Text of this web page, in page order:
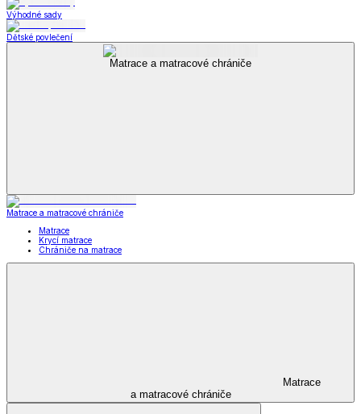
Výhodné sady
Dětské povlečení
Matrace a matracové chrániče
Matrace a matracové chrániče
Matrace
Krycí matrace
Chrániče na matrace
Matrace
a matracové chrániče